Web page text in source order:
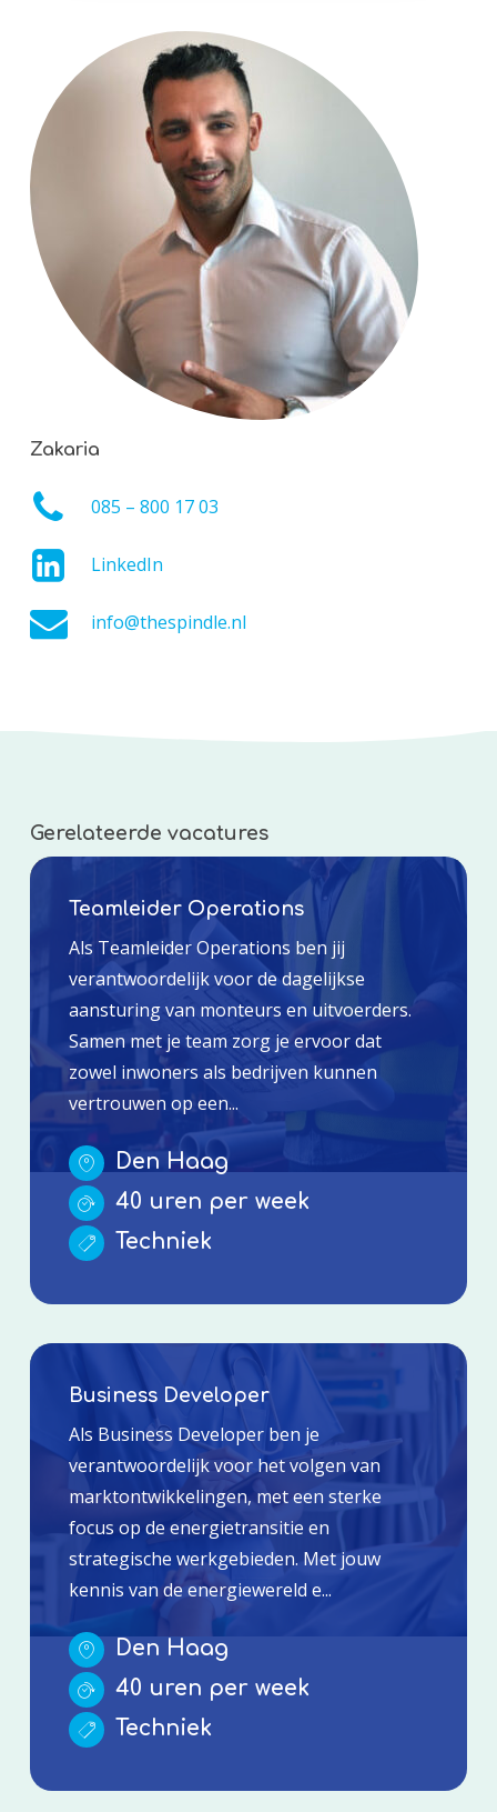
Zakaria
085 – 800 17 03
LinkedIn
info@thespindle.nl
Gerelateerde vacatures
Teamleider Operations
Als Teamleider Operations ben jij
verantwoordelijk voor de dagelijkse
aansturing van monteurs en uitvoerders.
Samen met je team zorg je ervoor dat
zowel inwoners als bedrijven kunnen
vertrouwen op een...
Den Haag
40 uren per week
Techniek
Business Developer
Als Business Developer ben je
verantwoordelijk voor het volgen van
marktontwikkelingen, met een sterke
focus op de energietransitie en
strategische werkgebieden. Met jouw
kennis van de energiewereld e...
Den Haag
40 uren per week
Techniek